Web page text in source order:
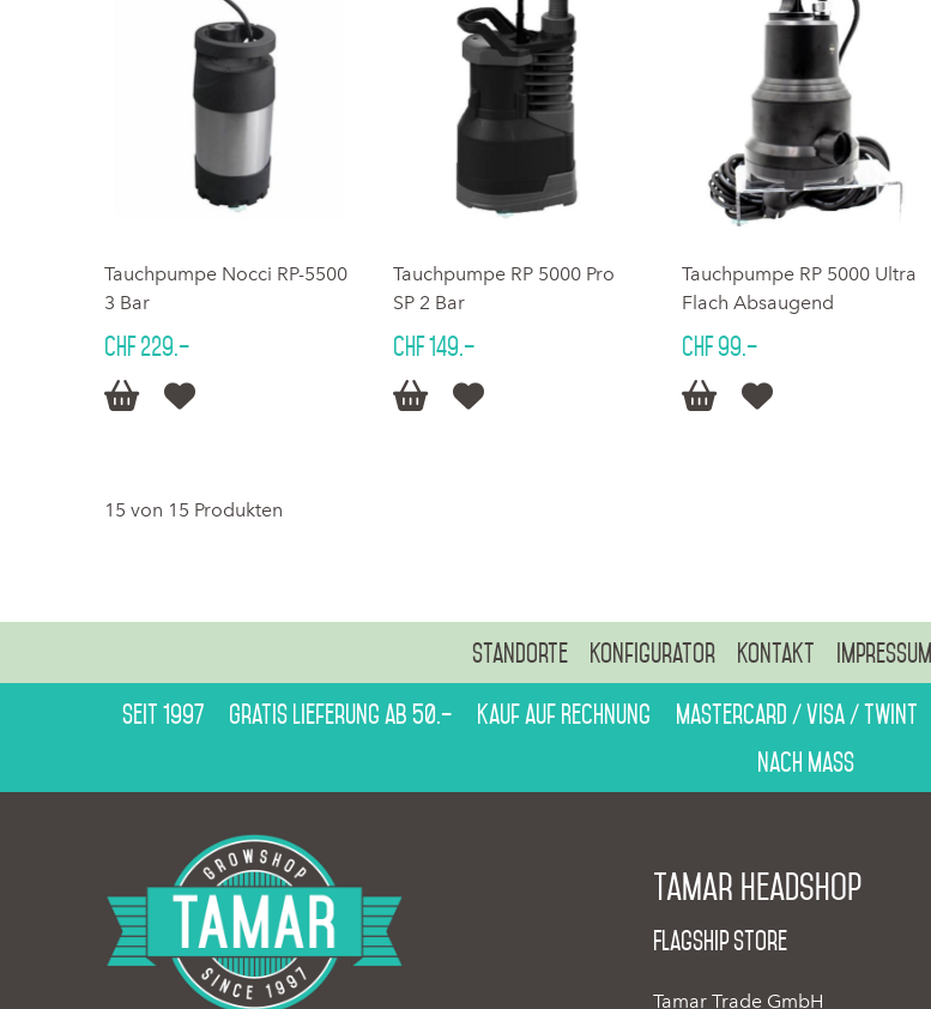
Tauchpumpe Nocci RP-5500
3 Bar
CHF 229.–
 
Tauchpumpe RP 5000 Pro
SP 2 Bar
CHF 149.–
 
Tauchpumpe RP 5000 Ultra
Flach Absaugend
CHF 99.–
 
15 von 15 Produkten
Standorte Konfigurator Kontakt Impressum
Seit 1997 Gratis Lieferung ab 50.– Kauf auf Rechnung Mastercard / Visa / Twint
Nach Mass
Tamar Headshop
Flagship Store
Tamar Trade GmbH